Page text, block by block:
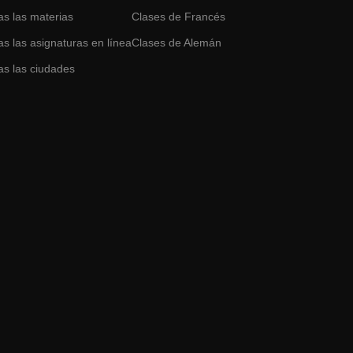
las materias
las asignaturas en línea
las ciudades
Clases de Francés
Clases de Alemán